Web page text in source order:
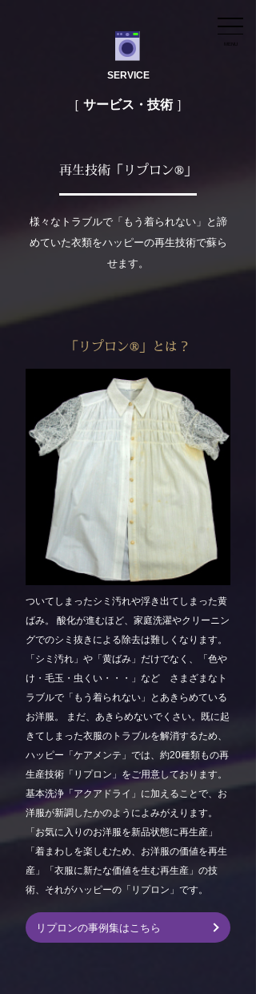
SERVICE
サービス・技術
再生技術「リプロン®」
様々なトラブルで「もう着られない」と諦
めていた衣類をハッピーの再生技術で蘇ら
せます。
「リプロン®」とは？
ついてしまったシミ汚れや浮き出てしまった黄
ばみ。 酸化が進むほど、家庭洗濯やクリーニン
グでのシミ抜きによる除去は難しくなります。
「シミ汚れ」や「黄ばみ」だけでなく、「色や
け・毛玉・虫くい・・・」など さまざまなト
ラブルで「もう着られない」とあきらめている
お洋服。 まだ、あきらめないでくさい。既に起
きてしまった衣服のトラブルを解消するため、
ハッピー「ケアメンテ」では、約20種類もの再
生産技術「リプロン」をご用意しております。
基本洗浄「アクアドライ」に加えることで、お
洋服が新調したかのようによみがえります。
「お気に入りのお洋服を新品状態に再生産」
「着まわしを楽しむため、お洋服の価値を再生
産」「衣服に新たな価値を生む再生産」の技
術、それがハッピーの「リプロン」です。
リプロンの事例集はこちら